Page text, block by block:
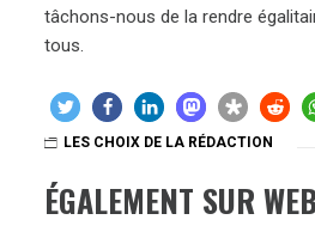
tâchons-nous de la rendre
tous.
LES CHOIX DE LA RÉDACTION
ÉGALEMENT SUR